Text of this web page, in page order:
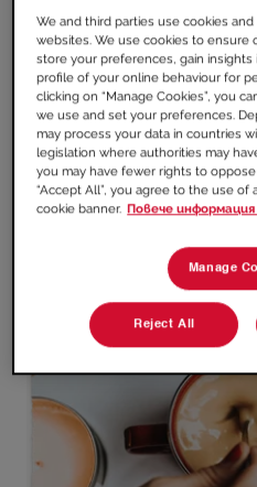
We and third parties use cookies
websites. We use cookies to ensure
store your preferences, gain insights
profile of your online behaviour for
clicking on “Manage Cookies”, you
we use and set your preferences.
may process your data in countries
legislation where authorities may
you may have fewer rights to
“Accept All”, you agree to the use of
cookie banner. Повече
Manage
Reject All